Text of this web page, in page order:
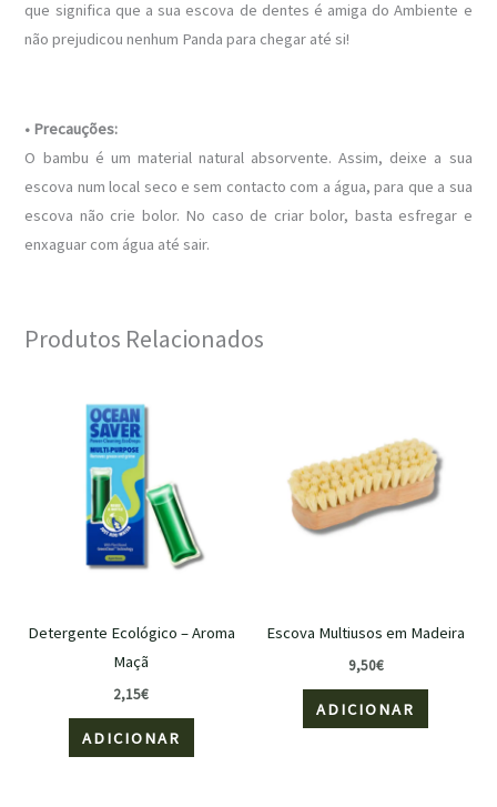
que significa que a sua escova de dentes é amiga do Ambiente e
não prejudicou nenhum Panda para chegar até si!
• Precauções:
O bambu é um material natural absorvente. Assim, deixe a sua
escova num local seco e sem contacto com a água, para que a sua
escova não crie bolor. No caso de criar bolor, basta esfregar e
enxaguar com água até sair.
Produtos Relacionados
Detergente Ecológico – Aroma
Maçã
2,15€
ADICIONAR
Escova Multiusos em Madeira
9,50€
ADICIONAR